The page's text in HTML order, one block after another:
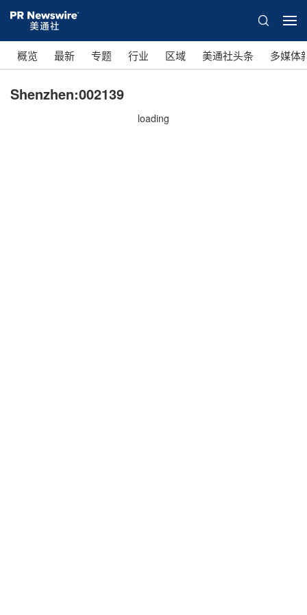
概览 最新 专题 行业 区域 美通社头条 多媒体
Shenzhen:002139
loading